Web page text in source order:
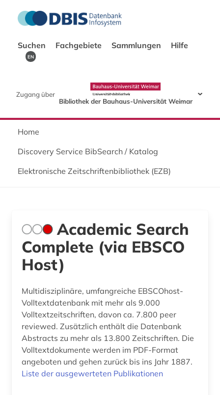
Suchen Fachgebiete Sammlungen Hilfe
EN
Zugang über
Bibliothek der Bauhaus-Universität Weimar
Home
Discovery Service BibSearch / Katalog
Elektronische Zeitschriftenbibliothek (EZB)
Academic Search
Complete (via EBSCO
Host)
Multidisziplinäre, umfangreiche EBSCOhost-
Volltextdatenbank mit mehr als 9.000
Volltextzeitschriften, davon ca. 7.800 peer
reviewed. Zusätzlich enthält die Datenbank
Abstracts zu mehr als 13.800 Zeitschriften. Die
Volltextdokumente werden im PDF-Format
angeboten und gehen zurück bis ins Jahr 1887.
Liste der ausgewerteten Publikationen